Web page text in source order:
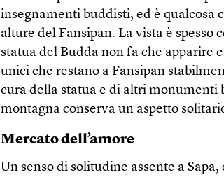
insegnamenti buddisti, ed è qualcosa
alture del Fansipan. La vista è spesso
statua del Budda non fa che apparire
unici che restano a Fansipan
cura della statua e di altri monumenti
montagna conserva un aspetto
Mercato dell’amore
Un senso di solitudine assente a